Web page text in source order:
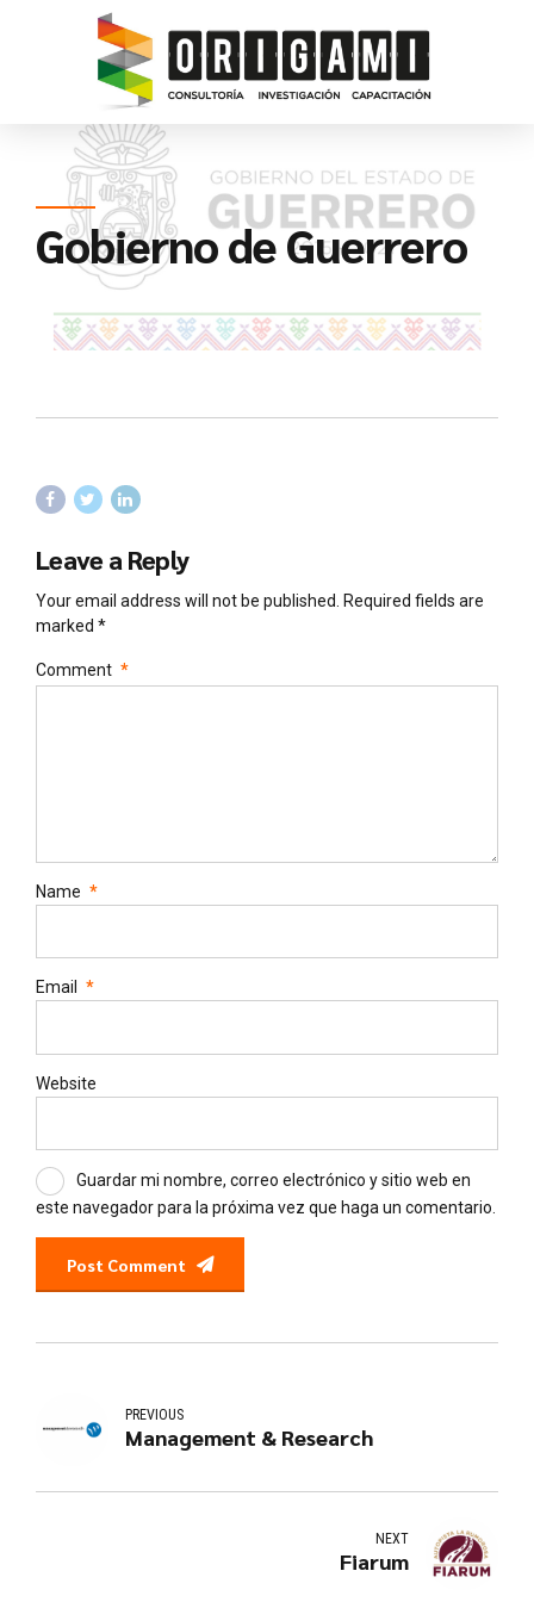
Gobierno de Guerrero
Leave a Reply
Your email address will not be published. Required fields are
marked *
Comment *
Name *
Email *
Website
Guardar mi nombre, correo electrónico y sitio web en
este navegador para la próxima vez que haga un comentario.
Post Comment
PREVIOUS
Management & Research
NEXT
Fiarum